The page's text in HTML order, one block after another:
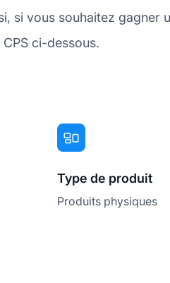
si vous souhaitez
ci-dessous.
Type de produit
Produits physiques